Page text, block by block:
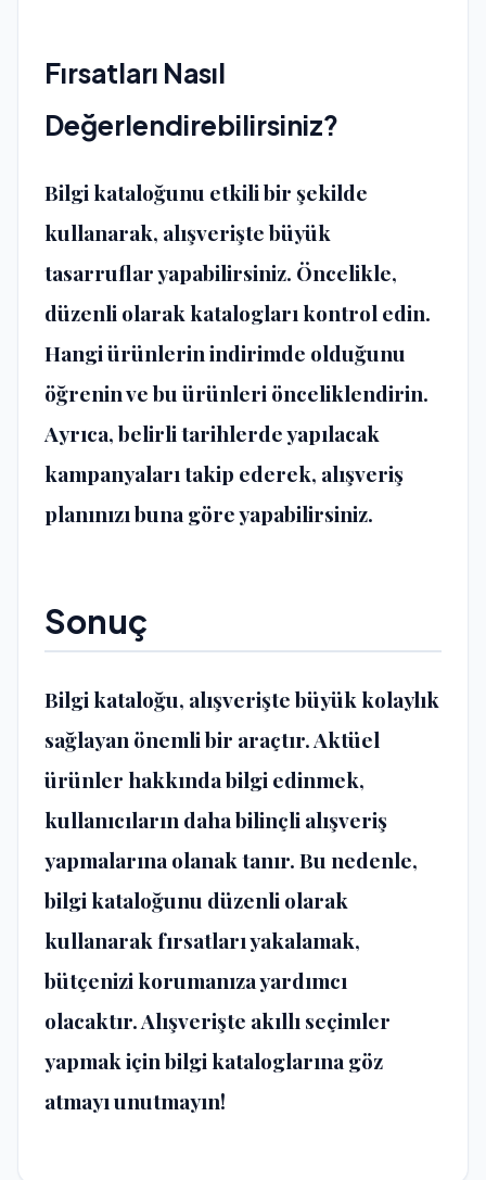
Fırsatları Nasıl
Değerlendirebilirsiniz?
Bilgi kataloğunu etkili bir şekilde
kullanarak, alışverişte büyük
tasarruflar yapabilirsiniz. Öncelikle,
düzenli olarak katalogları kontrol edin.
Hangi ürünlerin indirimde olduğunu
öğrenin ve bu ürünleri önceliklendirin.
Ayrıca, belirli tarihlerde yapılacak
kampanyaları takip ederek, alışveriş
planınızı buna göre yapabilirsiniz.
Sonuç
Bilgi kataloğu, alışverişte büyük kolaylık
sağlayan önemli bir araçtır. Aktüel
ürünler hakkında bilgi edinmek,
kullanıcıların daha bilinçli alışveriş
yapmalarına olanak tanır. Bu nedenle,
bilgi kataloğunu düzenli olarak
kullanarak fırsatları yakalamak,
bütçenizi korumanıza yardımcı
olacaktır. Alışverişte akıllı seçimler
yapmak için bilgi kataloglarına göz
atmayı unutmayın!